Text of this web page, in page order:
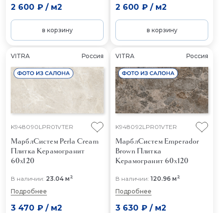
2 600 ₽/ м2
в корзину
2 600 ₽/ м2
в корзину
VITRA Россия
K948090LPR01VTER
МарблСистем Perla Cream
Плитка Керамогранит
60x120
В наличии: 23.04 м2
Подробнее
3 470 ₽/ м2
VITRA Россия
K948092LPR01VTER
МарблСистем Emperador
Brown Плитка
Керамогранит 60x120
В наличии: 120.96 м2
Подробнее
3 630 ₽/ м2